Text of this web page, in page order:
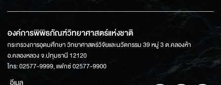
องค์การพิพิธภัณฑ์วิทยาศาสตร์แห่งชาติ
กระทรวงการอุดมศึกษา วิทยาศาสตร์วิจัยและนวัตกรรม 39 หมู่ 3 ต.คลองห้า
อ.คลองหลวง จ.ปทุมธานี 12120
โทร: 02577-9999, แฟกซ์ 02577-9900
อีเมล